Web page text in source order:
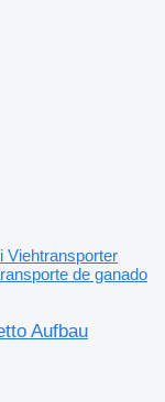
Viehtransporter
de ganado
Aufbau